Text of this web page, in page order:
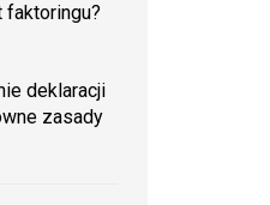
deklaracji
zasady